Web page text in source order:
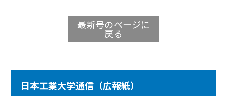
最新号のページに
戻る
日本工業大学通信（広報紙）